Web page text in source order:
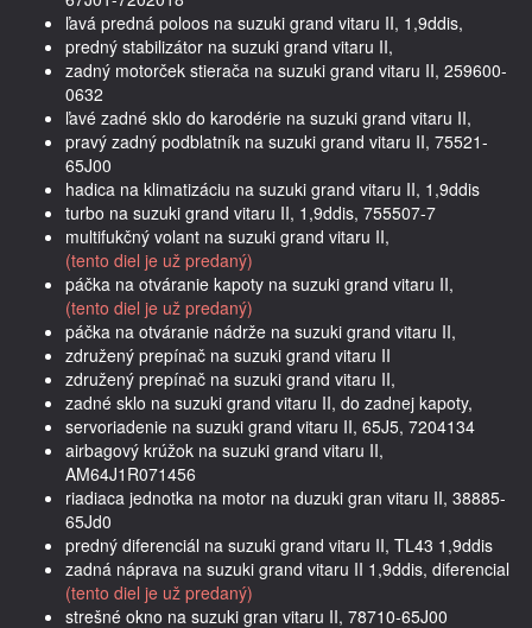
ľavá predná poloos na suzuki grand vitaru II, 1,9ddis,
predný stabilizátor na suzuki grand vitaru II,
zadný motorček stierača na suzuki grand vitaru II, 259600-
0632
ľavé zadné sklo do karodérie na suzuki grand vitaru II,
pravý zadný podblatník na suzuki grand vitaru II, 75521-
65J00
hadica na klimatizáciu na suzuki grand vitaru II, 1,9ddis
turbo na suzuki grand vitaru II, 1,9ddis, 755507-7
multifukčný volant na suzuki grand vitaru II,
(tento diel je už predaný)
páčka na otváranie kapoty na suzuki grand vitaru II,
(tento diel je už predaný)
páčka na otváranie nádrže na suzuki grand vitaru II,
združený prepínač na suzuki grand vitaru II
združený prepínač na suzuki grand vitaru II,
zadné sklo na suzuki grand vitaru II, do zadnej kapoty,
servoriadenie na suzuki grand vitaru II, 65J5, 7204134
airbagový krúžok na suzuki grand vitaru II,
AM64J1R071456
riadiaca jednotka na motor na duzuki gran vitaru II, 38885-
65Jd0
predný diferenciál na suzuki grand vitaru II, TL43 1,9ddis
zadná náprava na suzuki grand vitaru II 1,9ddis, diferencial
(tento diel je už predaný)
strešné okno na suzuki gran vitaru II, 78710-65J00